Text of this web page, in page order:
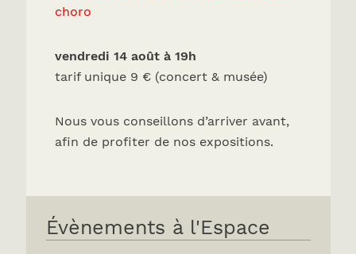
choro
vendredi 14 août à 19h
tarif unique 9 € (concert & musée)
Nous vous conseillons d’arriver avant,
afin de profiter de nos expositions.
Évènements à l'Espace